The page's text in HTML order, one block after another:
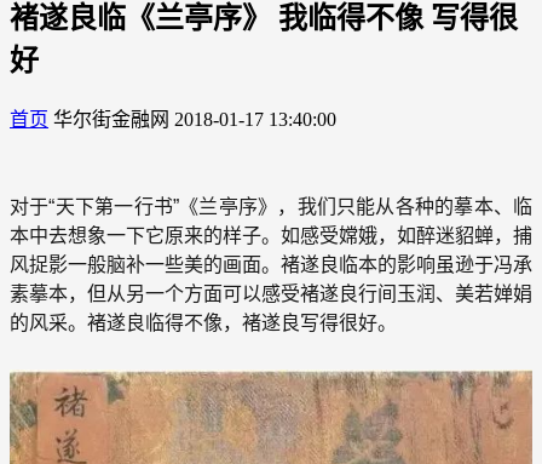
褚遂良临《兰亭序》 我临得不像 写得很
好
首页 华尔街金融网 2018-01-17 13:40:00
对于“天下第一行书”《兰亭序》，我们只能从各种的摹本、临
本中去想象一下它原来的样子。如感受嫦娥，如醉迷貂蝉，捕
风捉影一般脑补一些美的画面。褚遂良临本的影响虽逊于冯承
素摹本，但从另一个方面可以感受褚遂良行间玉润、美若婵娟
的风采。褚遂良临得不像，褚遂良写得很好。